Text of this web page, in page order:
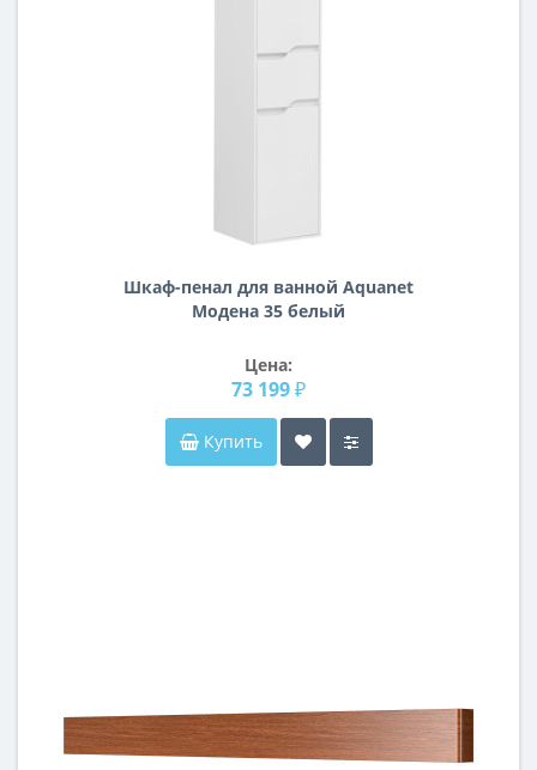
Шкаф-пенал для ванной Aquanet
Модена 35 белый
Цена:
73 199 ₽
Купить